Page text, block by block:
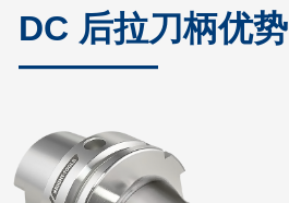
DC 后拉刀柄优势
————